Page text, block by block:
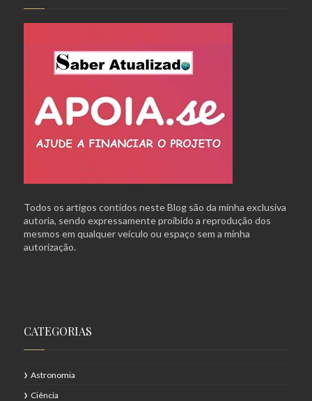
Todos os artigos contidos neste Blog são da minha exclusiva
autoria, sendo expressamente proibido a reprodução dos
mesmos em qualquer veículo ou espaço sem a minha
autorização.
CATEGORIAS
Astronomia
Ciência